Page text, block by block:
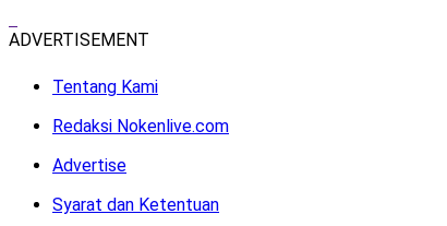
ADVERTISEMENT
Tentang Kami
Redaksi Nokenlive.com
Advertise
Syarat dan Ketentuan